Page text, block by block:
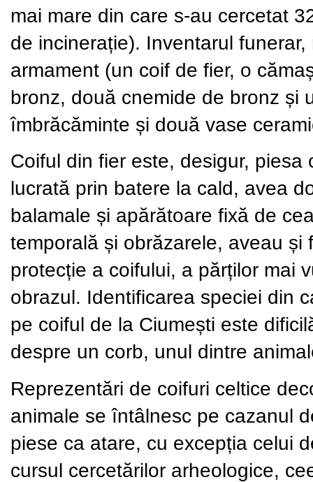
mai mare din care s-au cercetat
de incinerație). Inventarul
armament (un coif de fier, o
bronz, două cnemide de bronz și
îmbrăcăminte și două vase
Coiful din fier este, desigur,
lucrată prin batere la cald, avea
balamale și apărătoare fixă de
temporală și obrăzarele, aveau
protecție a coifului, a părților mai
obrazul. Identificarea speciei din
pe coiful de la Ciumești este
despre un corb, unul dintre
Reprezentări de coifuri celtice
animale se întâlnesc pe cazanul
piese ca atare, cu excepția celui
cursul cercetărilor arheologice,